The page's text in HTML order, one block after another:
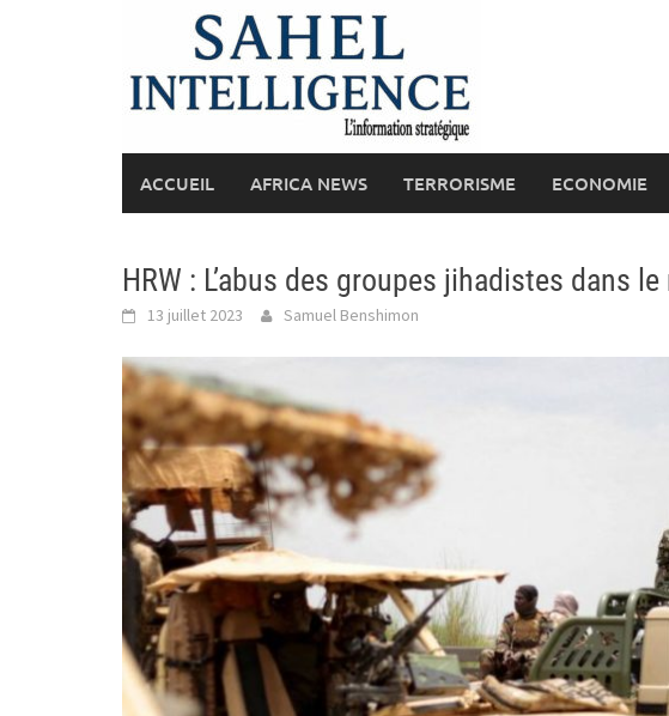
ACCUEIL AFRICA NEWS TERRORISME ECONOMIE
HRW : L’abus des groupes jihadistes dans
13 juillet 2023 Samuel Benshimon